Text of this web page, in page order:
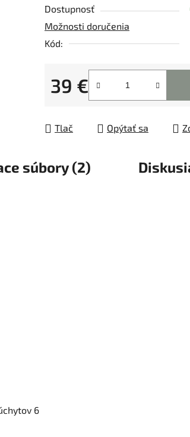
Dostupnosť
Možnosti doručenia
Kód:
39 €
Jednotková cena:
Tlač Opýtať sa
súbory (2)
6